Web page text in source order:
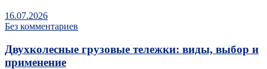
16.07.2026
Без комментариев
Двухколесные грузовые тележки: виды, выбор и
применение